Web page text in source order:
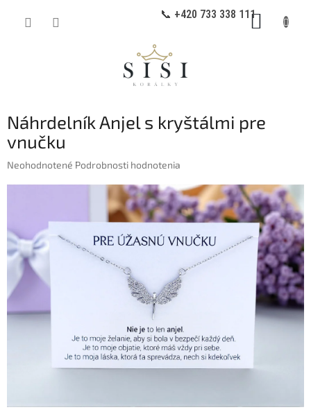
📞 +420 733 338 111
Náhrdelník Anjel s kryštálmi pre
vnučku
Priemerné
z
5
hviezdičiek.
Neohodnotené Podrobnosti hodnotenia